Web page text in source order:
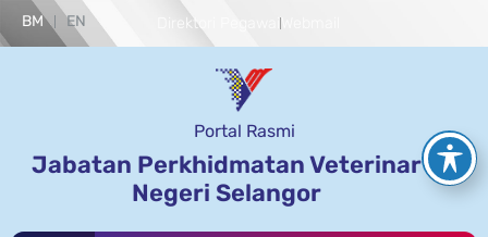
BM EN Direktori Pegawai
Portal Rasmi
Jabatan Perkhidmatan Veterinar
Negeri Selangor